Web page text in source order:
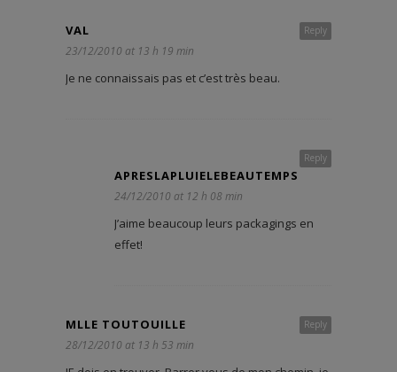
Reply
VAL
23/12/2010 at 13 h 19 min
Je ne connaissais pas et c’est très beau.
Reply
APRESLAPLUIELEBEAUTEMPS
24/12/2010 at 12 h 08 min
J’aime beaucoup leurs packagings en
effet!
Reply
MLLE TOUTOUILLE
28/12/2010 at 13 h 53 min